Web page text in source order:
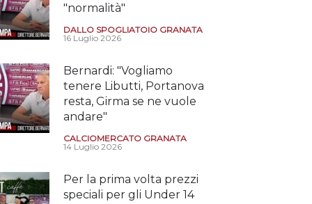
"normalità"
DALLO SPOGLIATOIO GRANATA
16 Luglio 2026
Bernardi: "Vogliamo
tenere Libutti, Portanova
resta, Girma se ne vuole
andare"
CALCIOMERCATO GRANATA
14 Luglio 2026
Per la prima volta prezzi
speciali per gli Under 14